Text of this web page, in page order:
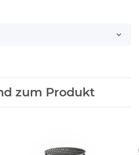
zum Produkt